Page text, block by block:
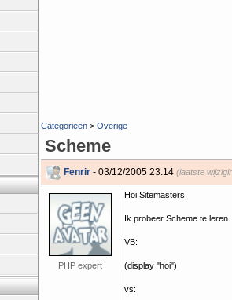
Categorieën > Overige
Scheme
Fenrir - 03/12/2005 23:14 (laatste
PHP expert
Hoi Sitemasters,
Ik probeer Scheme te
VB:
(display "hoi")
vs: